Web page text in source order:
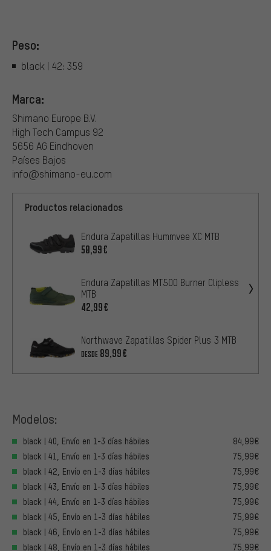
Peso:
black | 42: 359
Marca:
Shimano Europe B.V.
High Tech Campus 92
5656 AG Eindhoven
Países Bajos
info@shimano-eu.com
Productos relacionados
Endura Zapatillas Hummvee XC MTB
50,99€
Endura Zapatillas MT500 Burner Clipless
MTB
42,99€
Northwave Zapatillas Spider Plus 3 MTB
DESDE 89,99€
Modelos:
black | 40, Envío en 1-3 días hábiles
84,99€
black | 41, Envío en 1-3 días hábiles
75,99€
black | 42, Envío en 1-3 días hábiles
75,99€
black | 43, Envío en 1-3 días hábiles
75,99€
black | 44, Envío en 1-3 días hábiles
75,99€
black | 45, Envío en 1-3 días hábiles
75,99€
black | 46, Envío en 1-3 días hábiles
75,99€
black | 48, Envío en 1-3 días hábiles
75,99€